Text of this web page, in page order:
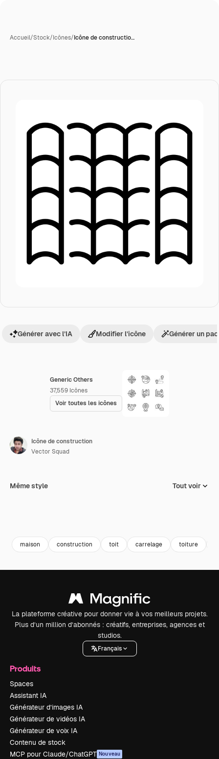
Accueil/Stock/Icônes/Icône de constructio…
Generic Others
37,559 Icônes
Voir toutes les icônes
Générer avec l’IA Modifier l’icône Générer un
Icône de construction
Vector Squad
Même style Tout voir
maison construction toit carrelage toiture
La plateforme créative pour donner vie à vos meilleurs projets.
Plus d’un million d’abonnés : créatifs, entreprises, agences et
studios.
Français
Produits
Spaces
Assistant IA
Générateur d’images IA
Générateur de vidéos IA
Générateur de voix IA
Contenu de stock
MCP pour Claude/ChatGPT Nouveau